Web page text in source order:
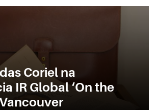
Coriel na
IR Global ‘On the